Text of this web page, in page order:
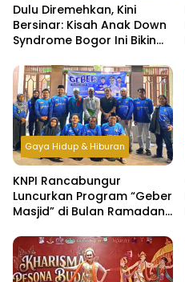
Dulu Diremehkan, Kini
Bersinar: Kisah Anak Down
Syndrome Bogor Ini Bikin
Gaya Hidup & Hiburan
KNPI Rancabungur
Luncurkan Program “Geber
Masjid” di Bulan Ramadan,
Kebersamaan Pemuda